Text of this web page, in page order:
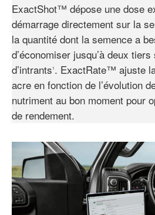
ExactShot™ dépose une dose
démarrage directement sur la
la quantité dont la semence a
d’économiser jusqu’à deux
d’intrants1 . ExactRate™ ajuste
acre en fonction de l’évolution
nutriment au bon moment pour
de rendement.